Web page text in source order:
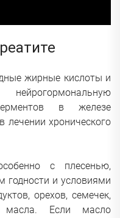
жирные кислоты и
в железе
лечении хронического
с плесенью,
годности и условиями
орехов, семечек,
масла. Если масло